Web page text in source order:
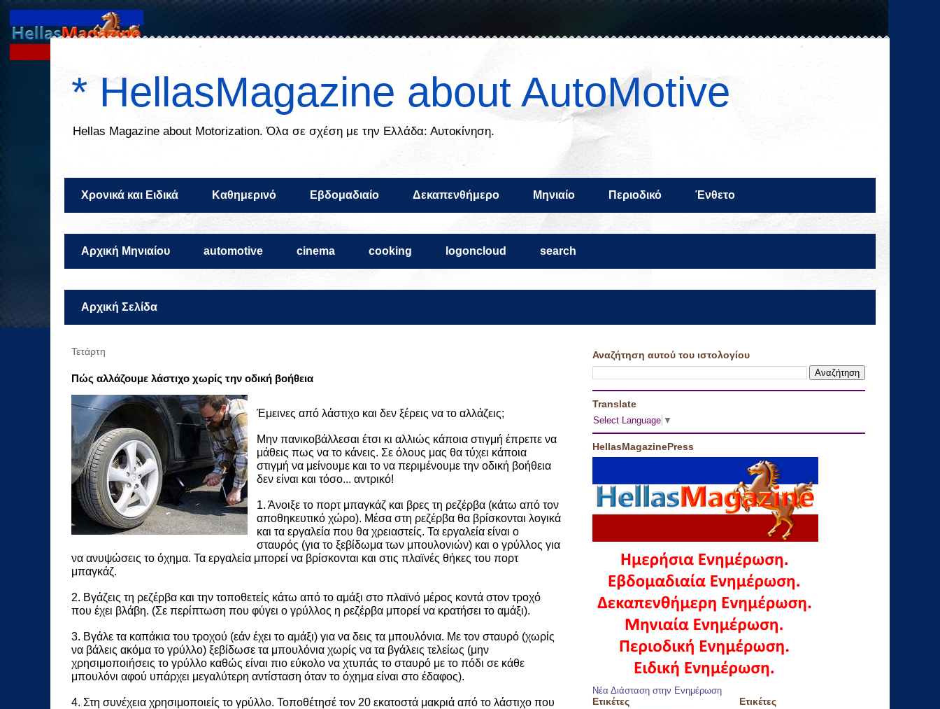
* HellasMagazine about AutoMotive
Ηellas Μagazine about Motorization. Όλα σε σχέση με την Ελλάδα: Αυτοκίνηση.
Χρονικά και Ειδικά Καθημερινό Εβδομαδιαίο Δεκαπενθήμερο Μηνιαίο Περιοδικό Ένθετο
Αρχική Μηνιαίου automotive cinema cooking logoncloud search
Αρχική Σελίδα
Τετάρτη
Πώς αλλάζουμε λάστιχο χωρίς την οδική βοήθεια
Έμεινες από λάστιχο και δεν ξέρεις να το αλλάζεις;
Μην πανικοβάλλεσαι έτσι κι αλλιώς κάποια στιγμή έπρεπε να
μάθεις πως να το κάνεις. Σε όλους μας θα τύχει κάποια
στιγμή να μείνουμε και το να περιμένουμε την οδική βοήθεια
δεν είναι και τόσο... αντρικό!
1. Άνοιξε το πορτ μπαγκάζ και βρες τη ρεζέρβα (κάτω από τον
αποθηκευτικό χώρο). Μέσα στη ρεζέρβα θα βρίσκονται λογικά
και τα εργαλεία που θα χρειαστείς. Τα εργαλεία είναι ο
σταυρός (για το ξεβίδωμα των μπουλονιών) και ο γρύλλος για
να ανυψώσεις το όχημα. Τα εργαλεία μπορεί να βρίσκονται και στις πλαϊνές θήκες του πορτ
μπαγκάζ.
2. Βγάζεις τη ρεζέρβα και την τοποθετείς κάτω από το αμάξι στο πλαϊνό μέρος κοντά στον τροχό
που έχει βλάβη. (Σε περίπτωση που φύγει ο γρύλλος η ρεζέρβα μπορεί να κρατήσει το αμάξι).
3. Βγάλε τα καπάκια του τροχού (εάν έχει το αμάξι) για να δεις τα μπουλόνια. Με τον σταυρό (χωρίς
να βάλεις ακόμα το γρύλλο) ξεβίδωσε τα μπουλόνια χωρίς να τα βγάλεις τελείως (μην
χρησιμοποιήσεις το γρύλλο καθώς είναι πιο εύκολο να χτυπάς το σταυρό με το πόδι σε κάθε
μπουλόνι αφού υπάρχει μεγαλύτερη αντίσταση όταν το όχημα είναι στο έδαφος).
4. Στη συνέχεια χρησιμοποιείς το γρύλλο. Τοποθέτησέ τον 20 εκατοστά μακριά από το λάστιχο που
Αναζήτηση αυτού του ιστολογίου
Translate
Select Language ▼
HellasMagazinePress
Νέα Διάσταση στην Ενημέρωση
Ετικέτες Ετικέτες